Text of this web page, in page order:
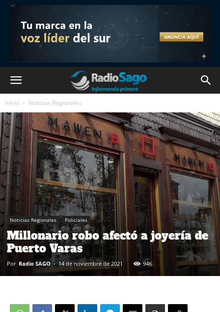
Inicio Noticias Regionales
Noticias Regionales Policiales
Millonario robo afectó a joyería de
Puerto Varas
Por Radio SAGO - 14 de noviembre de 2021 946